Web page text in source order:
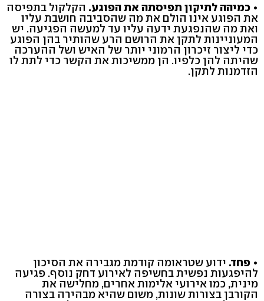
• כמיהה לתיקון תפיסתה את הפוגע. הקלקול בתפיסה
את הפוגע אינו הולם את מה שהסביבה חושבת עליו
ואת מה שהנפגעת ידעה עליו עד למעשה הפגיעה. יש
המעוניינות לתקן את הרושם הרע שהותיר בהן הפוגע
כדי ליצור זיכרון הרמוני יותר של האיש ושל ההערכה
שהיתה להן כלפיו. הן ממשיכות את הקשר כדי לתת לו
הזדמנות לתקן.
• פחד. ידוע שטראומה קודמת מגבירה את הסיכון
להיפגעות נפשית בחשיפה לאירוע דחק נוסף. פגיעה
מינית, כמו אירועי אלימות אחרים, מחלישה את
הקורבן בצורות שונות, משום שהיא מבהירה בצורה